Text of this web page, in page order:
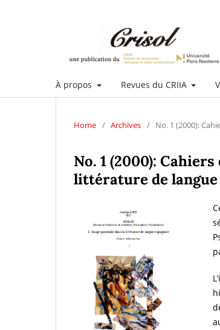
À propos Revues du CRIIA
Home / Archives / No. 1 (2000):
No. 1 (2000):
littérature de langue